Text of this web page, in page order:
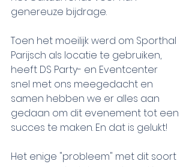
genereuze bijdrage.
Toen het moeilijk werd om Sporthal
Parijsch als locatie te gebruiken,
heeft DS Party- en Eventcenter
snel met ons meegedacht en
samen hebben we er alles aan
gedaan om dit evenement tot een
succes te maken. En dat is gelukt!
Het enige "probleem" met dit soort